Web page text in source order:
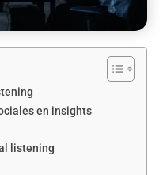
en insights
listening